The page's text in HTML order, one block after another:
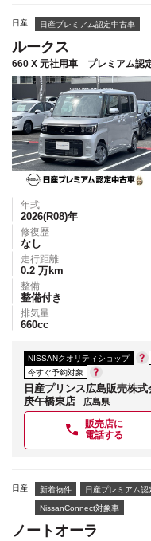
日産 日産プレミアム認定中古車
ルークス
660 X 元社用車 プレミアム認
年式
2026(R08)年
修復歴
なし
走行距離
0.2 万km
整備
整備付き
排気量
660cc
NISSANクオリティショップ
今すぐ予約対象
日産プリンス広島販売株式
庚午橋東店
広島県
販売店に
電話する
日産 新着物件 日産プレミアム認
NissanConnect対象車
ノートオーラ